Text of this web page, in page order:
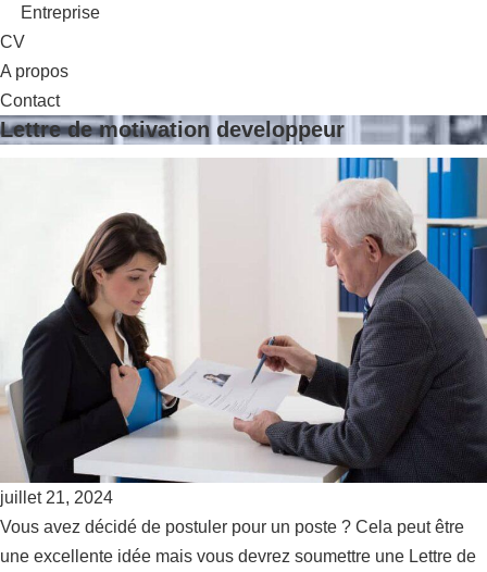
Entreprise
CV
A propos
Contact
Lettre de motivation developpeur
juillet 21, 2024
Vous avez décidé de postuler pour un poste ? Cela peut être
une excellente idée mais vous devrez soumettre une Lettre de